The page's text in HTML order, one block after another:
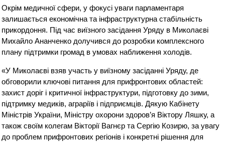
Окрім медичної сфери, у фокусі уваги парламентаря
залишається економічна та інфраструктурна стабільність
прикордоння. Під час виїзного засідання Уряду в Миколаєві
Михайло Ананченко долучився до розробки комплексного
плану підтримки громад в умовах наближення холодів.
«У Миколаєві взяв участь у виїзному засіданні Уряду, де
обговорили ключові питання для прифронтових областей:
захист доріг і критичної інфраструктури, підготовку до зими,
підтримку медиків, аграріїв і підприємців. Дякую Кабінету
Міністрів України, Міністру охорони здоров’я Віктору Ляшку, а
також своїм колегам Вікторії Вагнєр та Сергію Козирю, за увагу
до проблем прифронтових регіонів і конкретні рішення для